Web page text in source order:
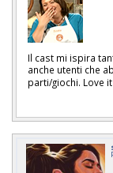
Il cast mi ispira
anche utenti che
parti/giochi. Love it